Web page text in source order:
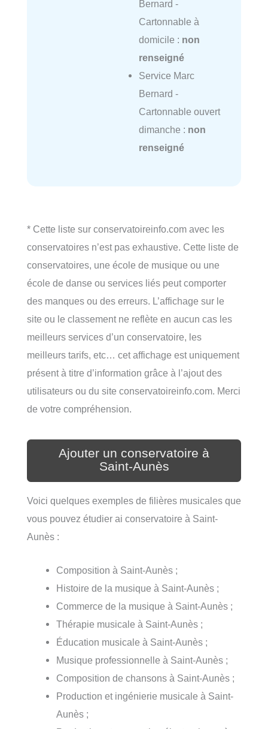
Bernard -
Cartonnable à
domicile : non
renseigné
Service Marc
Bernard -
Cartonnable ouvert
dimanche : non
renseigné
* Cette liste sur conservatoireinfo.com avec les
conservatoires n’est pas exhaustive. Cette liste de
conservatoires, une école de musique ou une
école de danse ou services liés peut comporter
des manques ou des erreurs. L’affichage sur le
site ou le classement ne reflète en aucun cas les
meilleurs services d’un conservatoire, les
meilleurs tarifs, etc… cet affichage est uniquement
présent à titre d’information grâce à l’ajout des
utilisateurs ou du site conservatoireinfo.com. Merci
de votre compréhension.
Ajouter un conservatoire à
Saint-Aunès
Voici quelques exemples de filières musicales que
vous pouvez étudier ai conservatoire à Saint-
Aunès :
Composition à Saint-Aunès ;
Histoire de la musique à Saint-Aunès ;
Commerce de la musique à Saint-Aunès ;
Thérapie musicale à Saint-Aunès ;
Éducation musicale à Saint-Aunès ;
Musique professionnelle à Saint-Aunès ;
Composition de chansons à Saint-Aunès ;
Production et ingénierie musicale à Saint-
Aunès ;